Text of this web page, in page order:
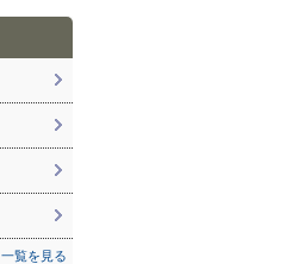
一覧を見る